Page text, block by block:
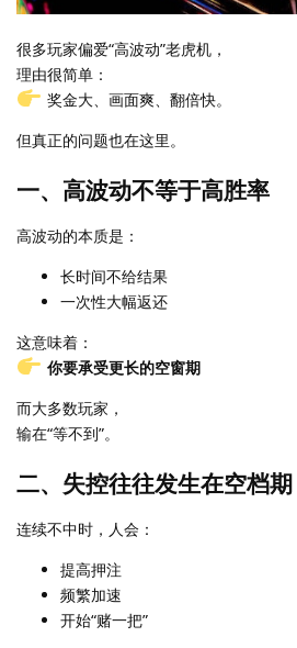
很多玩家偏爱“高波动”老虎机，
理由很简单：
奖金大、画面爽、翻倍快。
但真正的问题也在这里。
一、高波动不等于高胜率
高波动的本质是：
长时间不给结果
一次性大幅返还
这意味着：
你要承受更长的空窗期
而大多数玩家，
输在“等不到”。
二、失控往往发生在空档期
连续不中时，人会：
提高押注
频繁加速
开始“赌一把”